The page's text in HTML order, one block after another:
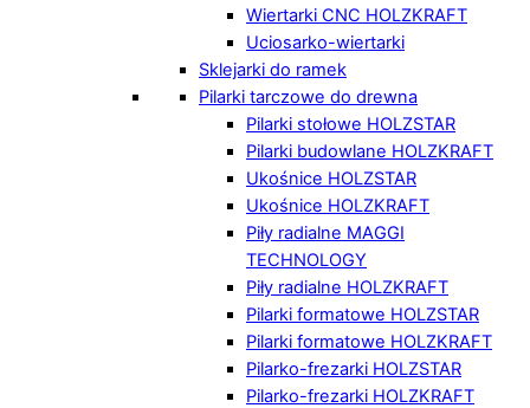
Wiertarki CNC HOLZKRAFT
Uciosarko-wiertarki
Sklejarki do ramek
Pilarki tarczowe do drewna
Pilarki stołowe HOLZSTAR
Pilarki budowlane HOLZKRAFT
Ukośnice HOLZSTAR
Ukośnice HOLZKRAFT
Piły radialne MAGGI
TECHNOLOGY
Piły radialne HOLZKRAFT
Pilarki formatowe HOLZSTAR
Pilarki formatowe HOLZKRAFT
Pilarko-frezarki HOLZSTAR
Pilarko-frezarki HOLZKRAFT